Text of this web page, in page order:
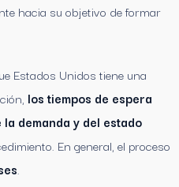
hacia su objetivo de formar
Estados Unidos tiene una
los tiempos de espera
demanda y del estado
En general, el proceso